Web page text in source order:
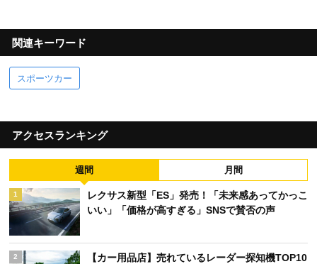
関連キーワード
スポーツカー
アクセスランキング
週間 月間
1
レクサス新型「ES」発売！「未来感あってかっこ
いい」「価格が高すぎる」SNSで賛否の声
2
【カー用品店】売れているレーダー探知機TOP10